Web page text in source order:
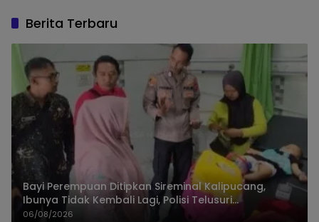
Berita Terbaru
Bayi Perempuan Ditipkan Sireminal Kalipucang,
Ibunya Tidak Kembali Lagi, Polisi Telusuri
Keberadaan Orang Tua
06/08/2026